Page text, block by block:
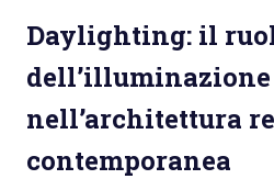
Daylighting: il
dell’illuminazione
nell’architettura
contemporanea